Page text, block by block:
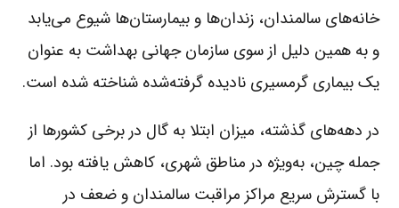
خانه‌های سالمندان، زندان‌ها و بیمارستان‌ها شیوع می‌یابد
و به همین دلیل از سوی سازمان جهانی بهداشت به عنوان
یک بیماری گرمسیری نادیده گرفته‌شده شناخته شده است.
در دهه‌های گذشته، میزان ابتلا به گال در برخی کشورها از
جمله چین، به‌ویژه در مناطق شهری، کاهش یافته بود. اما
با گسترش سریع مراکز مراقبت سالمندان و ضعف در